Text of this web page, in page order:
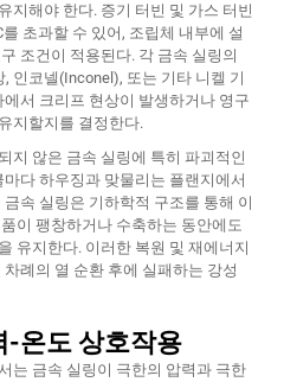
지해야 한다. 증기 터빈 및 가스 터빈
초과할 수 있어, 조립체 내부에 설
조건이 적용된다. 각 금속 실링의
인코넬(Inconel), 또는 기타 니켈 기
서 크리프 현상이 발생하거나 영구
지할지를 결정한다.
지 않은 금속 실링에 특히 파괴적인
다 하우징과 맞물리는 플랜지에서
속 실링은 기하학적 구조를 통해 이
이 팽창하거나 수축하는 동안에도
유지한다. 이러한 복원 및 재에너지
례의 열 순환 후에 실패하는 강성
-온도 상호작용
는 금속 실링이 극한의 압력과 극한